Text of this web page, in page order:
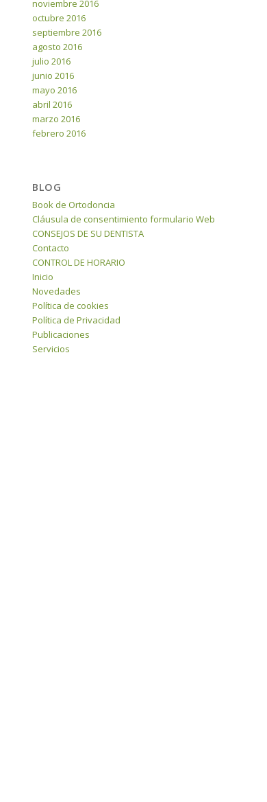
noviembre 2016
octubre 2016
septiembre 2016
agosto 2016
julio 2016
junio 2016
mayo 2016
abril 2016
marzo 2016
febrero 2016
BLOG
Book de Ortodoncia
Cláusula de consentimiento formulario Web
CONSEJOS DE SU DENTISTA
Contacto
CONTROL DE HORARIO
Inicio
Novedades
Política de cookies
Política de Privacidad
Publicaciones
Servicios